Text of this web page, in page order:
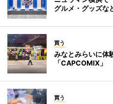
グルメ・グッズな
買う
みなとみらいに体
「CAPCOMIX」
買う